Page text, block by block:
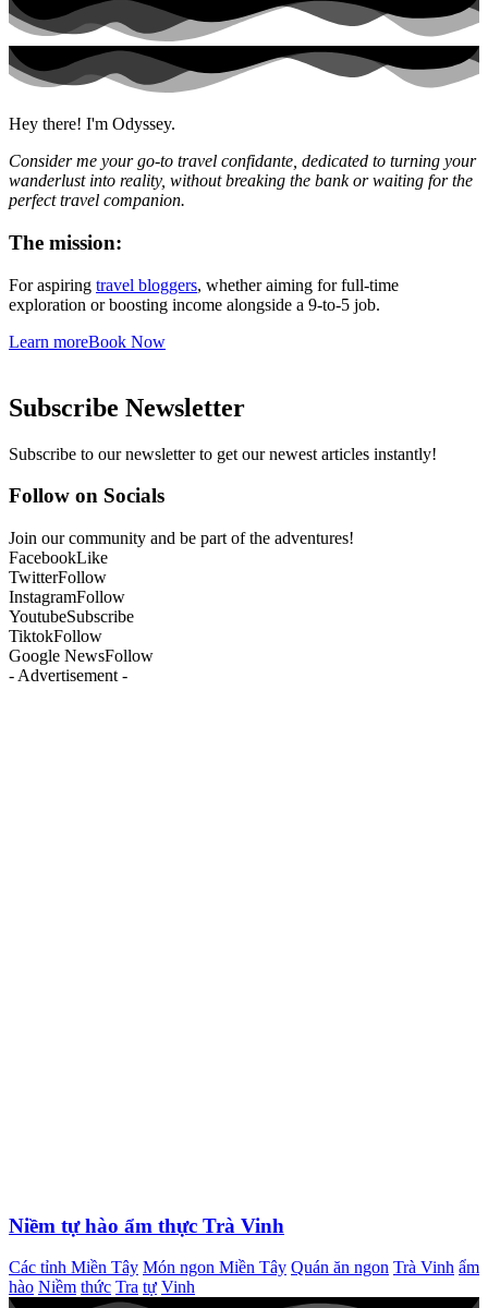
Hey there! I'm Odyssey.
Consider me your go-to travel confidante, dedicated to turning your
wanderlust into reality, without breaking the bank or waiting for the
perfect travel companion.
The mission:
For aspiring travel bloggers, whether aiming for full-time
exploration or boosting income alongside a 9-to-5 job.
Learn moreBook Now
Subscribe Newsletter
Subscribe to our newsletter to get our newest articles instantly!
Follow on Socials
Join our community and be part of the adventures!
FacebookLike
TwitterFollow
InstagramFollow
YoutubeSubscribe
TiktokFollow
Google NewsFollow
- Advertisement -
Niềm tự hào ẩm thực Trà Vinh
Các tỉnh Miền Tây Món ngon Miền Tây Quán ăn ngon Trà Vinh ẩm
hào Niềm thức Tra tự Vinh